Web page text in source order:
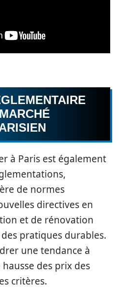
à Paris est également
de normes
directives en
et de rénovation
pratiques durables.
une tendance à
des prix des
critères.